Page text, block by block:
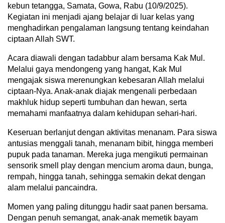
kebun tetangga, Samata, Gowa, Rabu (10/9/2025).
Kegiatan ini menjadi ajang belajar di luar kelas yang
menghadirkan pengalaman langsung tentang keindahan
ciptaan Allah SWT.
Acara diawali dengan tadabbur alam bersama Kak Mul.
Melalui gaya mendongeng yang hangat, Kak Mul
mengajak siswa merenungkan kebesaran Allah melalui
ciptaan-Nya. Anak-anak diajak mengenali perbedaan
makhluk hidup seperti tumbuhan dan hewan, serta
memahami manfaatnya dalam kehidupan sehari-hari.
Keseruan berlanjut dengan aktivitas menanam. Para siswa
antusias menggali tanah, menanam bibit, hingga memberi
pupuk pada tanaman. Mereka juga mengikuti permainan
sensorik smell play dengan mencium aroma daun, bunga,
rempah, hingga tanah, sehingga semakin dekat dengan
alam melalui pancaindra.
Momen yang paling ditunggu hadir saat panen bersama.
Dengan penuh semangat, anak-anak memetik bayam